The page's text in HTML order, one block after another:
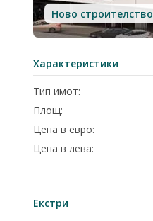
Ново строителство
Характеристики
Тип имот:
Площ:
Цена в евро:
Цена в лева:
Екстри